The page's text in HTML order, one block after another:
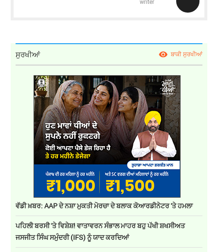
writer
ਸੁਰਖੀਆਂ ਬਾਕੀ ਸੁਰਖੀਆਂ
ਵੱਡੀ ਖ਼ਬਰ: AAP ਦੇ ਨਸ਼ਾ ਮੁਕਤੀ ਮੋਰਚਾ ਦੇ ਬਲਾਕ ਕੋਆਰਡੀਨੇਟਰ 'ਤੇ ਹਮਲਾ
ਪਹਿਲੀ ਬਰਸੀ 'ਤੇ ਵਿਸ਼ੇਸ਼! ਵਾਤਾਵਰਨ ਸੰਭਾਲ ਮਾਹਰ ਬਹੁ ਪੱਖੀ ਸ਼ਖਸੀਅਤ
ਜਸਜੀਤ ਸਿੰਘ ਸਮੁੰਦਰੀ (IFS) ਨੂੰ ਯਾਦ ਕਰਦਿਆਂ